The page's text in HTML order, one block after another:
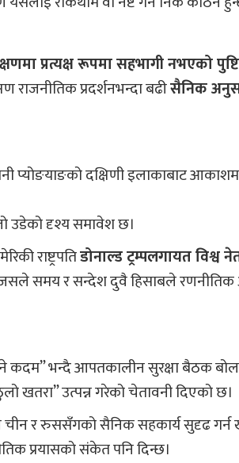
प्रत्यक्ष रूपमा सहभागी नभएको पुष्टि
प्रदर्शनभन्दा बढीसैनिक
प्योङयाङको दक्षिणी इलाकाबाट
उडेको दृश्य समावेश छ।
राष्ट्रपतिडोनाल्ड ट्रम्पलगायत विश्व
समय र सन्देश दुवै हिसाबले रणनीतिक
कदम” भन्दै आपतकालीन सुरक्षा बैठक
खतरा” उत्पन्न गरेको चेतावनी दिएको छ।
चीन र रुससँगको सैनिक सहकार्य सुदृढ
प्रयासको संकेत पनि दिन्छ।